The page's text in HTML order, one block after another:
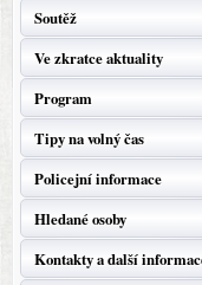
Soutěž
Ve zkratce aktuality
Program
Tipy na volný čas
Policejní informace
Hledané osoby
Kontakty a další